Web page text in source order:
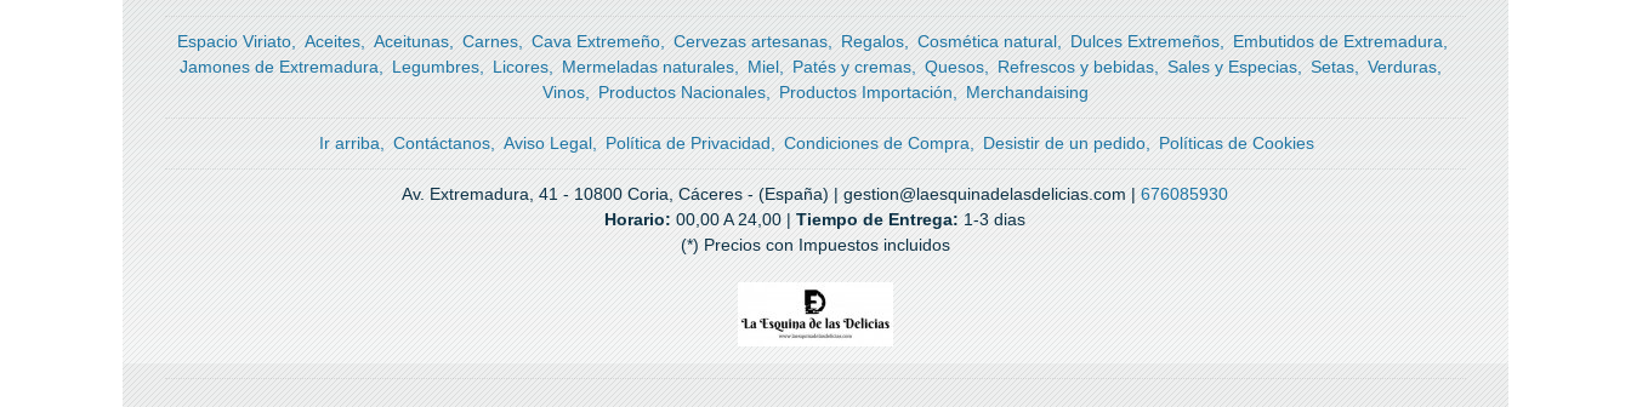
Espacio Viriato Aceites Aceitunas Carnes Cava Extremeño Cervezas artesanas Regalos Cosmética natural Dulces Extremeños
Embutidos de Extremadura
Jamones de Extremadura
Legumbres Licores Mermeladas naturales Miel Patés y cremas Quesos Refrescos y bebidas Sales y Especias Setas
Verduras
Vinos
Productos Nacionales Productos Importación Merchandaising
Ir arriba Contáctanos Aviso Legal Política de Privacidad Condiciones de Compra Desistir de un pedido Políticas de Cookies
Av. Extremadura, 41 - 10800 Coria, Cáceres - (España) | gestion@laesquinadelasdelicias.com |676085930
Horario:00,00 A 24,00 |Tiempo de Entrega: 1-3 dias
(*) Precios con Impuestos incluidos